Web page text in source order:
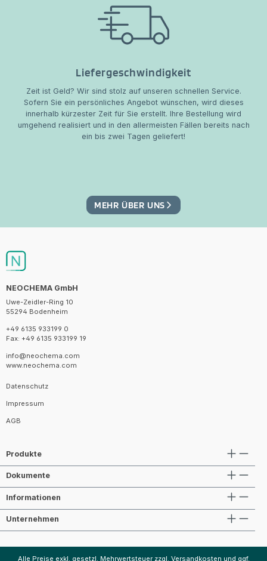
Liefergeschwindigkeit
Zeit ist Geld? Wir sind stolz auf unseren schnellen Service.
Sofern Sie ein persönliches Angebot wünschen, wird dieses
innerhalb kürzester Zeit für Sie erstellt. Ihre Bestellung wird
umgehend realisiert und in den allermeisten Fällen bereits nach
ein bis zwei Tagen geliefert!
MEHR ÜBER UNS
NEOCHEMA GmbH
Uwe-Zeidler-Ring 10
55294 Bodenheim
+49 6135 933199 0
Fax: +49 6135 933199 19
info@neochema.com
www.neochema.com
Datenschutz
Impressum
AGB
Produkte
Dokumente
Informationen
Unternehmen
Alle Preise exkl. gesetzl. Mehrwertsteuer zzgl. Versandkosten und ggf.